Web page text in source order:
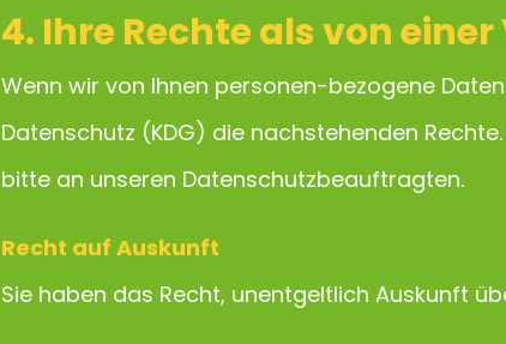
4. Ihre Rechte als von
Wenn wir von Ihnen personen-bezogene
Datenschutz (KDG) die nachstehenden
bitte an unseren Datenschutzbeauftragten.
Recht auf Auskunft
Sie haben das Recht, unentgeltlich Auskunft